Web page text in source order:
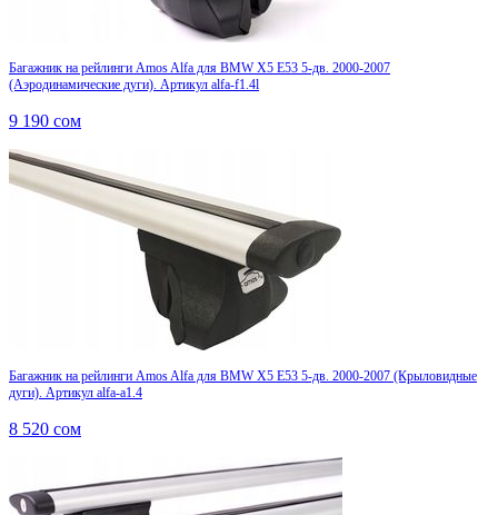
Багажник на рейлинги Amos Alfa для BMW X5 E53 5-дв. 2000-2007
(Аэродинамические дуги). Артикул alfa-f1.4l
9 190 сом
Багажник на рейлинги Amos Alfa для BMW X5 E53 5-дв. 2000-2007 (Крыловидные
дуги). Артикул alfa-a1.4
8 520 сом